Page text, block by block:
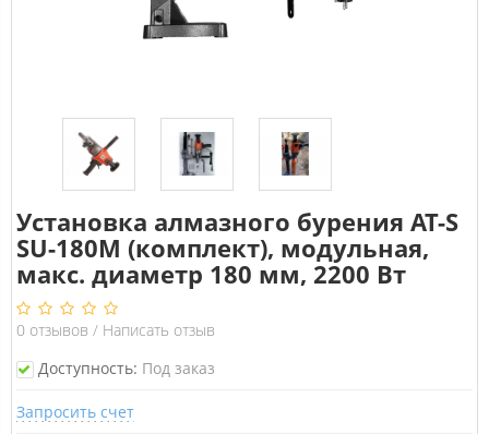
Установка алмазного бурения AT-S
SU-180M (комплект), модульная,
макс. диаметр 180 мм, 2200 Вт
0 отзывов / Написать отзыв
Доступность: Под заказ
Запросить счет